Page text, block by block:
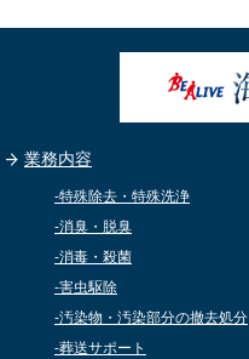
業務内容
-特殊除去・特殊洗浄
-消臭・脱臭
-消毒・殺菌
-害虫駆除
-汚染物・汚染部分の撤去処分
-葬送サポート